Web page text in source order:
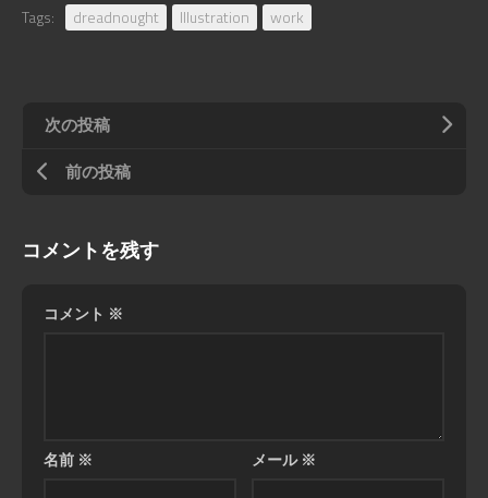
Tags: dreadnought Illustration work
次の投稿
前の投稿
コメントを残す
コメント ※
名前 ※ メール※